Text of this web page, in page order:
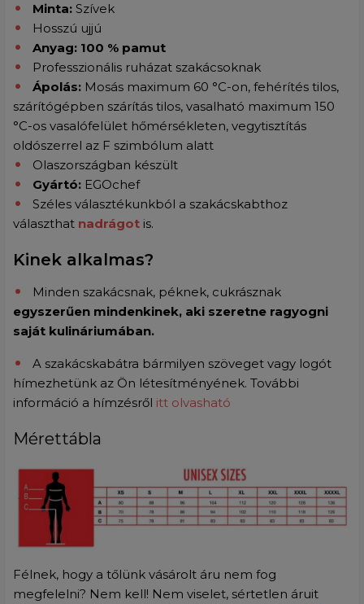
Minta: Szívek
Hosszú ujjú
Anyag: 100 % pamut
Professzionális ruházat szakácsoknak
Ápolás: Mosás maximum 60 °C-on, fehérítés tilos,
szárítógépben szárítás tilos, vasalható maximum 150
°C-os vasalófelület hőmérsékleten, vegytisztítás
oldószerrel az F szimbólum alatt
Olaszországban készült
Gyártó: EGOchef
Széles választékunkból a szakácskabthoz
választhat nadrágot is.
Kinek alkalmas?
Minden szakácsnak, péknek, cukrásznak
egyszerűen mindenkinek, aki szeretne ragyogni
saját kulináriumában.
A szakácskabátra bármilyen szöveget vagy logót
hímezhetünk az Ön létesítményének. További
információ a hímzésről itt olvasható
Mérettábla
Félnek, hogy a tőlünk vásárolt áru nem fog
megfelelni? Nem kell! Nem viselet, sértetlen áruit